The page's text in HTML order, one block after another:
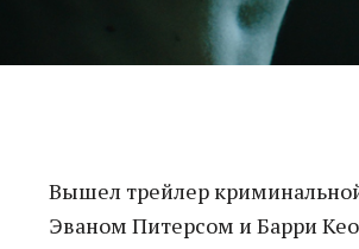
Вышел трейлер
Эваном Питерсом и Барри